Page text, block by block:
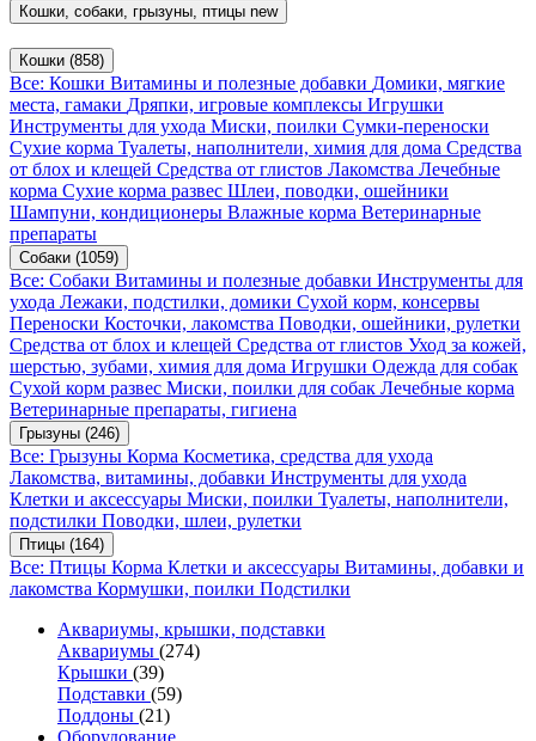
Кошки, собаки, грызуны, птицы new
Кошки (858)
Все: Кошки Витамины и полезные добавки Домики, мягкие
места, гамаки Дряпки, игровые комплексы Игрушки
Инструменты для ухода Миски, поилки Сумки-переноски
Сухие корма Туалеты, наполнители, химия для дома Средства
от блох и клещей Средства от глистов Лакомства Лечебные
корма Сухие корма развес Шлеи, поводки, ошейники
Шампуни, кондиционеры Влажные корма Ветеринарные
препараты
Собаки (1059)
Все: Собаки Витамины и полезные добавки Инструменты для
ухода Лежаки, подстилки, домики Сухой корм, консервы
Переноски Косточки, лакомства Поводки, ошейники, рулетки
Средства от блох и клещей Средства от глистов Уход за кожей,
шерстью, зубами, химия для дома Игрушки Одежда для собак
Сухой корм развес Миски, поилки для собак Лечебные корма
Ветеринарные препараты, гигиена
Грызуны (246)
Все: Грызуны Корма Косметика, средства для ухода
Лакомства, витамины, добавки Инструменты для ухода
Клетки и аксессуары Миски, поилки Туалеты, наполнители,
подстилки Поводки, шлеи, рулетки
Птицы (164)
Все: Птицы Корма Клетки и аксессуары Витамины, добавки и
лакомства Кормушки, поилки Подстилки
Аквариумы, крышки, подставки
Аквариумы (274)
Крышки (39)
Подставки (59)
Поддоны (21)
Оборудование